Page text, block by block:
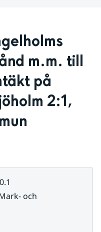
m.m. till
på
2:1,
och